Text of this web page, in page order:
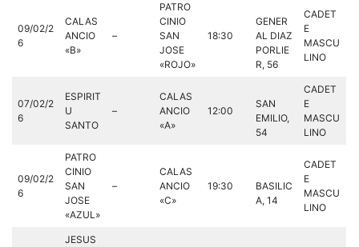
09/02/2
6
CALAS
ANCIO
«B»
–
PATRO
CINIO
SAN
JOSE
«ROJO»
18:30
GENER
AL DIAZ
PORLIE
R, 56
CADET
E
MASCU
LINO
07/02/2
6
ESPIRIT
U
SANTO
–
CALAS
ANCIO
«A»
12:00
SAN
EMILIO,
54
CADET
E
MASCU
LINO
09/02/2
6
PATRO
CINIO
SAN
JOSE
«AZUL»
–
CALAS
ANCIO
«C»
19:30
BASILIC
A, 14
CADET
E
MASCU
LINO
JESUS